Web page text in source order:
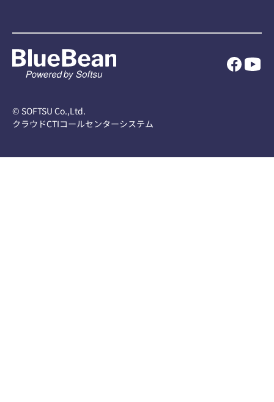
© SOFTSU Co.,Ltd.
クラウドCTIコールセンターシステム